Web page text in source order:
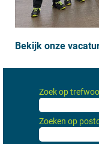
Bekijk onze
Zoek op
Zoeken op